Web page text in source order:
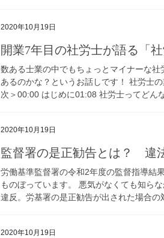
2020年10月19日
開業7年目の社労士が語る「
数ある士業の中でもちょっとマイナーな
あるのかな？というお話しです！ 社労士
次＞00:00 はじめに01:08 社労士ってどん
2020年10月19日
監督署の是正勧告とは？ 違
労働基準監督署の令和2年度の監督指導結
ものぼっています。 悪気がなくても知ら
違反。労基署の是正勧告が出された場合
2020年10月19日